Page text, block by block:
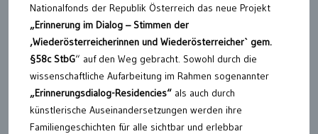
Nationalfonds der Republik Österreich das neue Projekt
„Erinnerung im Dialog – Stimmen der
‚Wiederösterreicherinnen und Wiederösterreicher` gem.
§58c StbG“ auf den Weg gebracht. Sowohl durch die
wissenschaftliche Aufarbeitung im Rahmen sogenannter
„Erinnerungsdialog-Residencies“ als auch durch
künstlerische Auseinandersetzungen werden ihre
Familiengeschichten für alle sichtbar und erlebbar